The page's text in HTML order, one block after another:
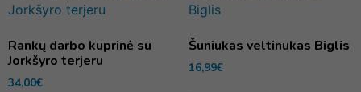
Rankų darbo kuprinė su
Jorkšyro terjeru
34,00€
Šuniukas veltinukas Biglis
16,99€